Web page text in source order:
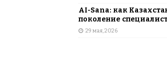
AI-Sana: как
поколение
29 мая, 2026